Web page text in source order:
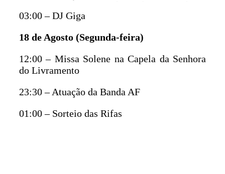
03:00 – DJ Giga
18 de Agosto (Segunda-feira)
12:00 – Missa Solene na Capela da Senhora
do Livramento
23:30 – Atuação da Banda AF
01:00 – Sorteio das Rifas